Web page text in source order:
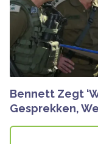
Bennett Zegt
Gesprekken,